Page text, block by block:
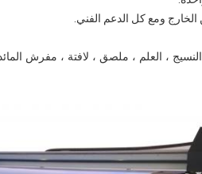
النسيج ، العلم ، ملصق ، لافتة ، مفرش